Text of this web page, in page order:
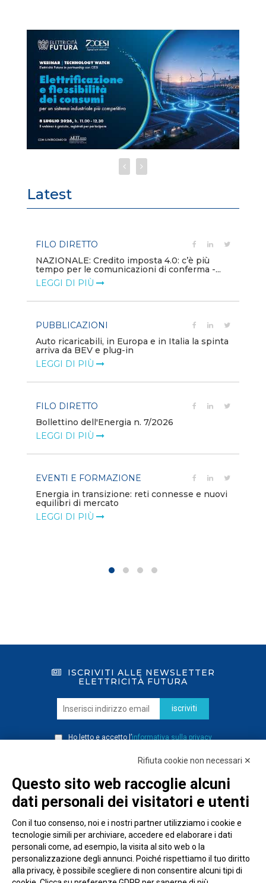
Latest
FILO DIRETTO
NAZIONALE: Credito imposta 4.0: c’è più
tempo per le comunicazioni di conferma -...
LEGGI DI PIÙ
PUBBLICAZIONI
Auto ricaricabili, in Europa e in Italia la spinta
arriva da BEV e plug-in
LEGGI DI PIÙ
FILO DIRETTO
Bollettino dell'Energia n. 7/2026
LEGGI DI PIÙ
EVENTI E FORMAZIONE
Energia in transizione: reti connesse e nuovi
equilibri di mercato
LEGGI DI PIÙ
ISCRIVITI ALLE NEWSLETTER
ELETTRICITÀ FUTURA
iscriviti
Ho letto e accetto l’informativa sulla privacy
Rifiuta cookie non necessari ✕
Questo sito web raccoglie alcuni
dati personali dei visitatori e utenti
Con il tuo consenso, noi e i nostri partner utilizziamo i cookie e
tecnologie simili per archiviare, accedere ed elaborare i dati
personali come, ad esempio, la visita al sito web o la
personalizzazione degli annunci. Poiché rispettiamo il tuo diritto
alla privacy, è possibile scegliere di non consentire alcuni tipi di